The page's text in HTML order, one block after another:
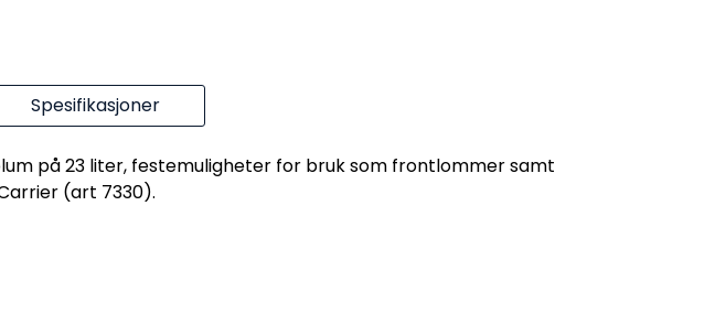
Spesifikasjoner
på 23 liter, festemuligheter for bruk som frontlommer samt
(art 7330).